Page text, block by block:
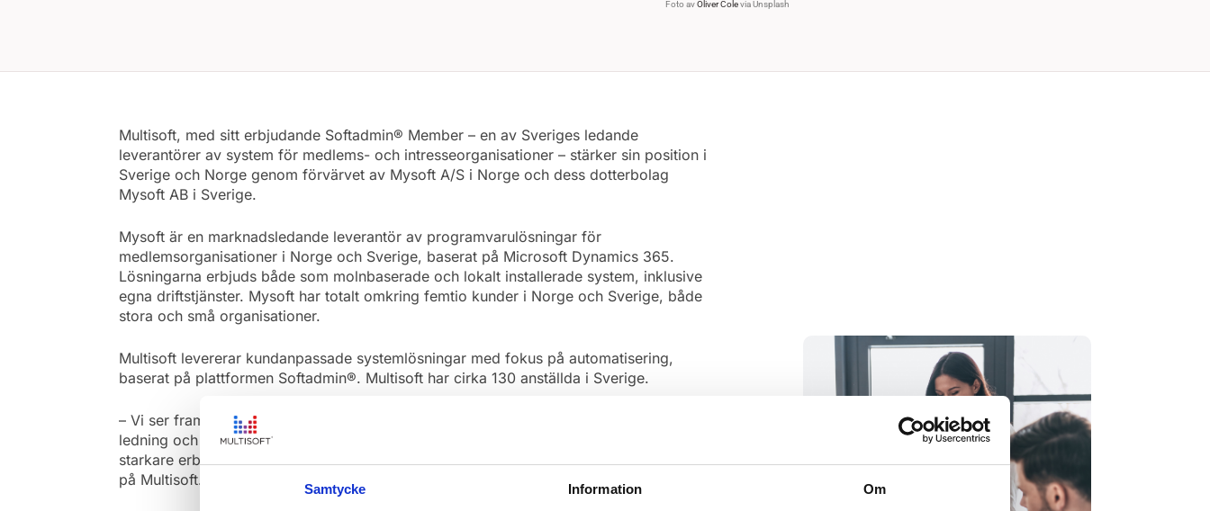
Samtycke Information Om
Foto avOliver Colevia Unsplash
Multisoft, med sitt erbjudande Softadmin® Member – en av Sveriges ledande
leverantörer av system för medlems- och intresseorganisationer – stärker sin position i
Sverige och Norge genom förvärvet av Mysoft A/S i Norge och dess dotterbolag
Mysoft AB i Sverige.
Mysoft är en marknadsledande leverantör av programvarulösningar för
medlemsorganisationer i Norge och Sverige, baserat på Microsoft Dynamics 365.
Lösningarna erbjuds både som molnbaserade och lokalt installerade system, inklusive
egna driftstjänster. Mysoft har totalt omkring femtio kunder i Norge och Sverige, både
stora och små organisationer.
Multisoft levererar kundanpassade systemlösningar med fokus på automatisering,
baserat på plattformen Softadmin®. Multisoft har cirka 130 anställda i Sverige.
– Vi ser fram emot att fortsätta Mysofts framgångsresa tillsammans med Mysofts
ledning och medarbetare. Med Multisofts plattform Softadmin® får vi nu ett ännu
starkare erbjudande till marknaden i både Norge och Sverige, säger Emil Gyllenring, vd
på Multisoft.